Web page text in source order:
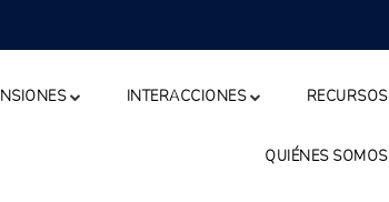
INTERACCIONES RECURSOS
QUIÉNES SOMOS